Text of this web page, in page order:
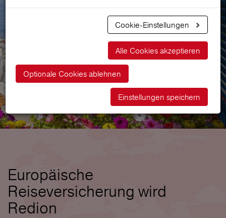
Europäische
Reiseversicherung wird
Redion
Cookie-Einstellungen
Alle Cookies akzeptieren
Optionale Cookies ablehnen
Einstellungen speichern